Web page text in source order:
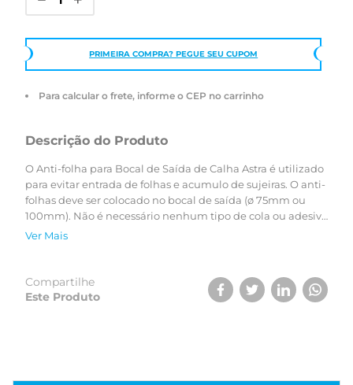
PRIMEIRA COMPRA? PEGUE SEU CUPOM
Para calcular o frete, informe o CEP no carrinho
Descrição do Produto
O Anti-folha para Bocal de Saída de Calha Astra é utilizado
para evitar entrada de folhas e acumulo de sujeiras. O anti-
folhas deve ser colocado no bocal de saída (ø 75mm ou
100mm). Não é necessário nenhum tipo de cola ou adesivo
para a instalação. As calhas da Astra possuem sistema
possuem ótima capacidade de vedação e são mais
silenciosas na chuva. Duráveis, não enferrujam e são
Ver Mais
Compartilhe
Este Produto